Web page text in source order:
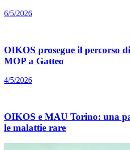
6/5/2026
OIKOS prosegue il percorso
MOP a Gatteo
4/5/2026
OIKOS e MAU Torino: una
le malattie rare